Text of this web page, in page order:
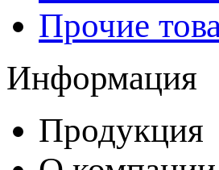
Прочие
Информация
Продукция